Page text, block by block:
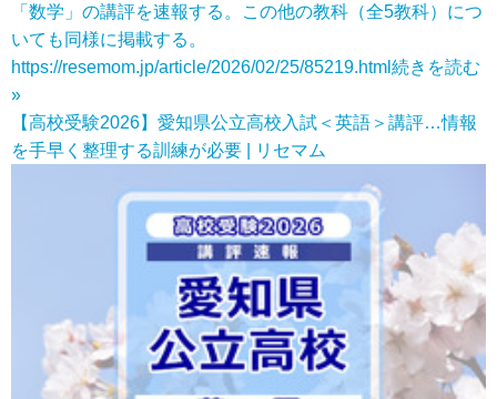
「数学」の講評を速報する。この他の教科（全5教科）につ
いても同様に掲載する。
https://resemom.jp/article/2026/02/25/85219.html 続きを読む
»
【高校受験2026】愛知県公立高校入試＜英語＞講評…情報
を手早く整理する訓練が必要 | リセマム